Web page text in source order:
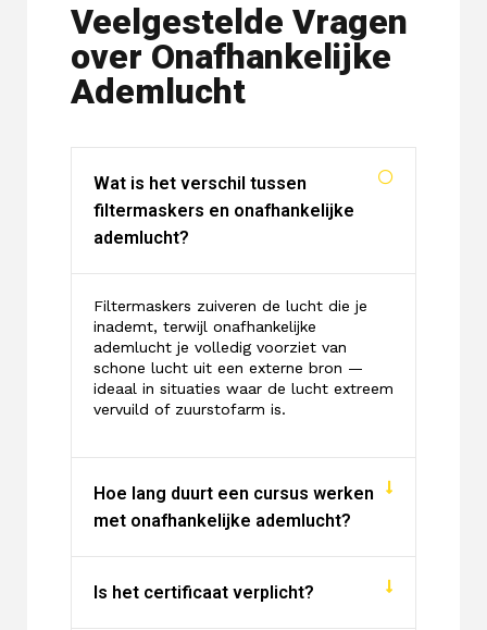
Veelgestelde Vragen
over Onafhankelijke
Ademlucht
Wat is het verschil tussen
filtermaskers en onafhankelijke
ademlucht?
Filtermaskers zuiveren de lucht die je
inademt, terwijl onafhankelijke
ademlucht je volledig voorziet van
schone lucht uit een externe bron —
ideaal in situaties waar de lucht extreem
vervuild of zuurstofarm is.
Hoe lang duurt een cursus werken
met onafhankelijke ademlucht?
Is het certificaat verplicht?